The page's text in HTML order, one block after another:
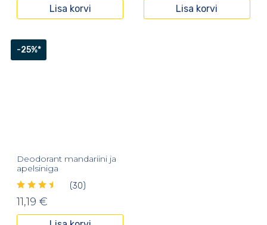
Lisa korvi Lisa korvi
-25%*
Deodorant mandariini ja
apelsiniga
(30)
11,19 €